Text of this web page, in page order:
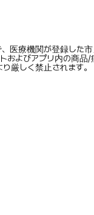
医療機関が登録した
よびアプリ内の商
厳しく禁止されます。